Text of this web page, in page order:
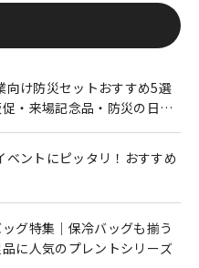
向け防災セットおすすめ5選
促・来場記念品・防災の日に
ベントにピッタリ！おすすめ
グ特集｜保冷バッグも揃う
に人気のプレントシリーズ